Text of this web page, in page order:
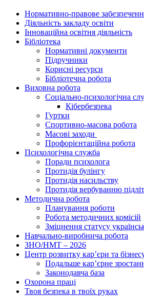
Нормативно-правове
Діяльність закладу освіти
Інноваційна освітня діяльність
Бібліотека
Нормативні документи
Підручники
Корисні ресурси
Бібліотечна робота
Виховна робота
Соціально-психологічна
Кібербезпека
Гуртки
Спортивно-масова робота
Масові заходи
Профорієнтаційна робота
Психологічна служба
Поради психолога
Протидія булінгу
Протидія насильству
Протидія вербуванню
Методична робота
Планування роботи
Робота методичних комісій
Зміцнення статусу
Навчально-виробнича робота
ЗНО/НМТ – 2026
Центр розвитку кар’єри та
Подальше кар’єрне
Законодавча база
Охорона праці
Твоя безпека в твоїх руках